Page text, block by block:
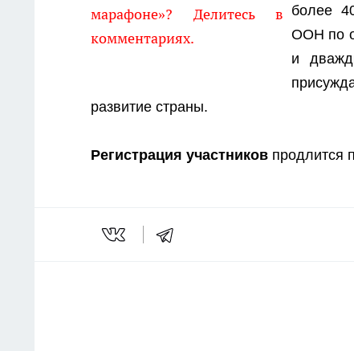
марафоне»? Делитесь в
комментариях.
более
ООН по
и
развитие страны.
Регистрация участников продлится